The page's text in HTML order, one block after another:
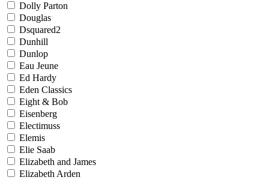
Dolly Parton
Douglas
Dsquared2
Dunhill
Dunlop
Eau Jeune
Ed Hardy
Eden Classics
Eight & Bob
Eisenberg
Electimuss
Elemis
Elie Saab
Elizabeth and James
Elizabeth Arden